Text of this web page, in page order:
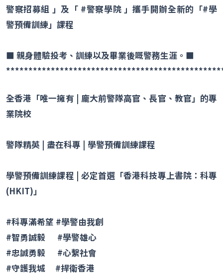
警察招募組 」及「 #警察學院 」攜手開辦全新的「#學
警預備訓練」課程
■ 親身體驗投考、訓練以及畢業後嘅警務生涯。 ■
全香港「唯一擁有 | 龐大前警隊高官、長官、教官」的專
業院校
警隊精英 | 盡在科專 | 學警預備訓練課程
學警預備訓練課程 | 必定首選「香港科技專上書院：科專
(HKIT) 」
#科專滿希望 #學警由我創
#智勇誠毅 #學警雄心
#忠誠勇毅 #心繫社會
#守護我城 #捍衛香港